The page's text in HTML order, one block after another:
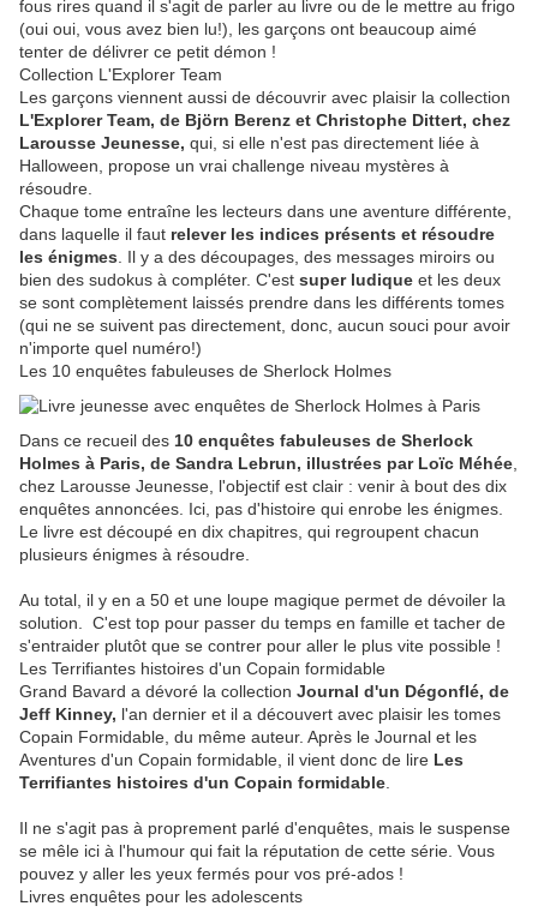
fous rires quand il s'agit de parler au livre ou de le mettre au frigo
(oui oui, vous avez bien lu!), les garçons ont beaucoup aimé
tenter de délivrer ce petit démon !
Collection L'Explorer Team
Les garçons viennent aussi de découvrir avec plaisir la collection
L'Explorer Team, de Björn Berenz et Christophe Dittert, chez
Larousse Jeunesse, qui, si elle n'est pas directement liée à
Halloween, propose un vrai challenge niveau mystères à
résoudre.
Chaque tome entraîne les lecteurs dans une aventure différente,
dans laquelle il faut relever les indices présents et résoudre
les énigmes . Il y a des découpages, des messages miroirs ou
bien des sudokus à compléter. C'est super ludique et les deux
se sont complètement laissés prendre dans les différents tomes
(qui ne se suivent pas directement, donc, aucun souci pour avoir
n'importe quel numéro!)
Les 10 enquêtes fabuleuses de Sherlock Holmes
Dans ce recueil des 10 enquêtes fabuleuses de Sherlock
Holmes à Paris, de Sandra Lebrun, illustrées par Loïc Méhée
chez Larousse Jeunesse, l'objectif est clair : venir à bout des dix
enquêtes annoncées. Ici, pas d'histoire qui enrobe les énigmes.
Le livre est découpé en dix chapitres, qui regroupent chacun
plusieurs énigmes à résoudre.
Au total, il y en a 50 et une loupe magique permet de dévoiler la
solution. C'est top pour passer du temps en famille et tacher de
s'entraider plutôt que se contrer pour aller le plus vite possible !
Les Terrifiantes histoires d'un Copain formidable
Grand Bavard a dévoré la collection Journal d'un Dégonflé, de
Jeff Kinney, l'an dernier et il a découvert avec plaisir les tomes
Copain Formidable, du même auteur. Après le Journal et les
Aventures d'un Copain formidable, il vient donc de lire Les
Terrifiantes histoires d'un Copain formidable
Il ne s'agit pas à proprement parlé d'enquêtes, mais le suspense
se mêle ici à l'humour qui fait la réputation de cette série. Vous
pouvez y aller les yeux fermés pour vos pré-ados !
Livres enquêtes pour les adolescents